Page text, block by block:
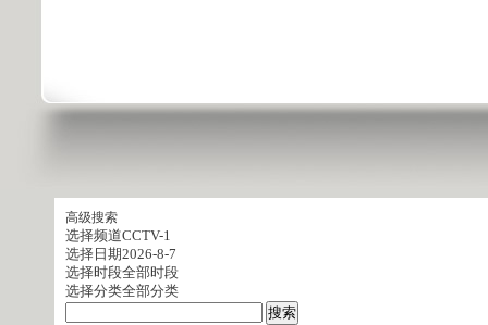
高级搜索
选择频道CCTV-1
选择日期2026-8-7
选择时段全部时段
选择分类全部分类